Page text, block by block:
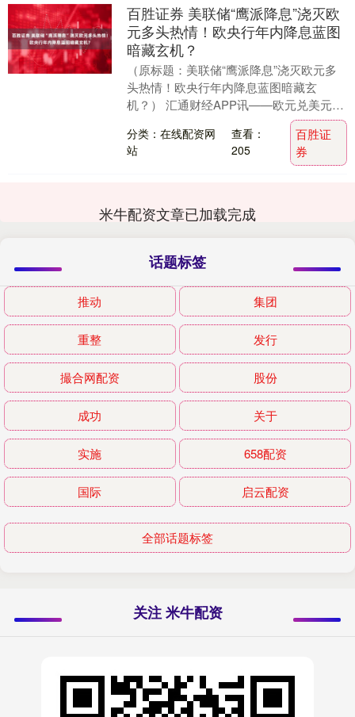
百胜证券 美联储“鹰派降息”浇灭欧
元多头热情！欧央行年内降息蓝图
暗藏玄机？
（原标题：美联储“鹰派降息”浇灭欧元多
头热情！欧央行年内降息蓝图暗藏玄
机？） 汇通财经APP讯——欧元兑美元在
美联储公布“鹰派降息25个基点”后逆转走
势，该货币....
分类：在线配资网
站
查看：
205
百胜证
券
米牛配资文章已加载完成
话题标签
推动 集团
重整 发行
撮合网配资 股份
成功 关于
实施 658配资
国际 启云配资
全部话题标签
关注 米牛配资